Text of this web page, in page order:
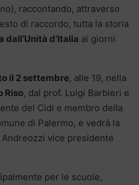
raccontando, attraverso
di raccordo, tutta la storia
d’Italia ai giorni
il 2 settembre, alle 19, nella
Riso, dal prof. Luigi Barbieri e
del Cidi e membro della
di Palermo, e vedrà la
vice presidente
per le scuole,